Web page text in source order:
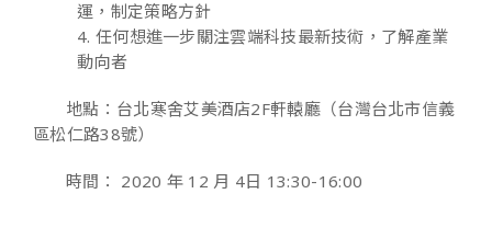
運，制定策略方針
4. 任何想進一步關注雲端科技最新技術，了解產業
動向者
地點：台北寒舍艾美酒店2F軒轅廳（台灣台北市信義
區松仁路38號）
時間： 2020 年 12 月 4日 13:30-16:00